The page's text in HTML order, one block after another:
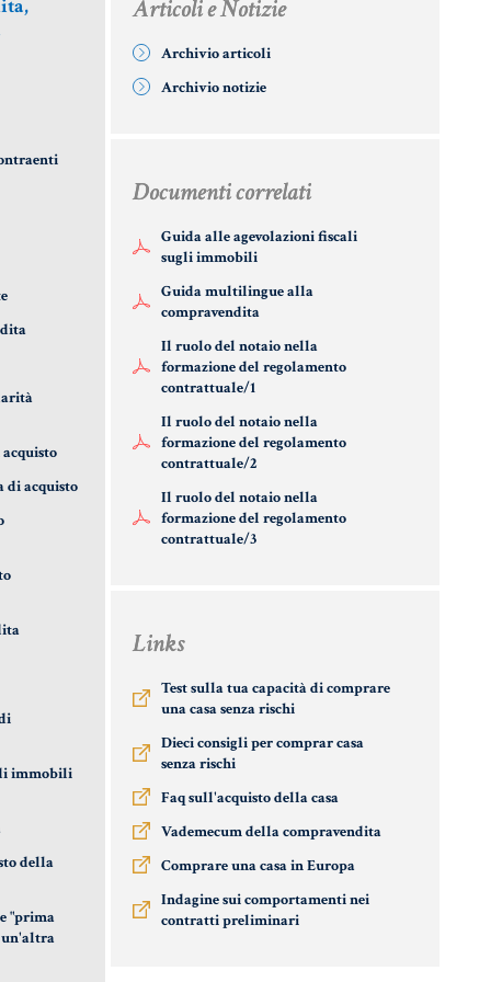
CIVILE
CERTIFICAZIONE
DETRAZIONI 36-
ATTI
IMMOBILIARI
di acquisto
immobili
della
"prima
un'altra
Articoli e Notizie
Archivio articoli
Archivio notizie
Documenti correlati
Guida alle agevolazioni fiscali
sugli immobili
Guida multilingue alla
compravendita
Il ruolo del notaio nella
formazione del regolamento
contrattuale/1
Il ruolo del notaio nella
formazione del regolamento
contrattuale/2
Il ruolo del notaio nella
formazione del regolamento
contrattuale/3
Links
Test sulla tua capacità di comprare
una casa senza rischi
Dieci consigli per comprar casa
senza rischi
Faq sull'acquisto della casa
Vademecum della compravendita
Comprare una casa in Europa
Indagine sui comportamenti nei
contratti preliminari